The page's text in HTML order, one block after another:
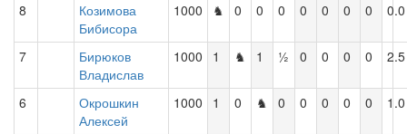
8
Козимова
Бибисора
1000 ♞ 0 0 0 0 0 0 0 0.0
7
Бирюков
Владислав
1000 1 ♞ 1 ½ 0 0 0 0 2.5
6
Окрошкин
Алексей
1000 1 0 ♞ 0 0 0 0 0 1.0